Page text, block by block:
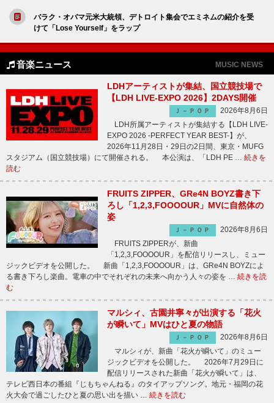
バラク・オバマ元米大統領、デトロイト集会でエミネムの紹介を受
けて「Lose Yourself」をラップ
音楽ニュース MUSIC NEWS
LDHアーティストが集結、国立競技場で
【LDH LIVE-EXPO 2026】2DAYS開催
Ｊ－ＰＯＰ
2026年8月6日
LDH所属アーティストが集結する【LDH LIVE-
EXPO 2026 -PERFECT YEAR BEST-】が、
2026年11月28日・29日の2日間、東京・MUFG
スタジアム（国立競技場）にて開催される。 本公演は、「LDH PE … 続きを
読む
FRUITS ZIPPER、GRe4N BOYZ書き下
ろし「1,2,3,FOOOOUR」MVに自然体の
姿
Ｊ－ＰＯＰ
2026年8月6日
FRUITS ZIPPERが、新曲
「1,2,3,FOOOOUR」を配信リリースし、ミュー
ジックビデオを公開した。 新曲「1,2,3,FOOOOUR」は、GRe4N BOYZによ
る書き下ろし楽曲。電車の中でそれぞれの未来へ向かう人々の姿を … 続きを読
む
マルシィ、古園井寧々が出演する「花火
が瞬いて」MVはひと夏の物語
Ｊ－ＰＯＰ
2026年8月6日
マルシィが、新曲「花火が瞬いて」のミュー
ジックビデオを公開した。 2026年7月29日に
配信リリースされた新曲「花火が瞬いて」は、
テレビ西日本の番組『じもちゃんねる』のタイアップソング。地元・福岡の花
火大会で過ごしたひと夏の思い出を描い … 続きを読む